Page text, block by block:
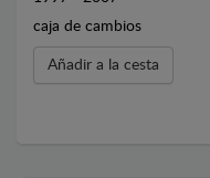
caja de cambios
Añadir a la cesta